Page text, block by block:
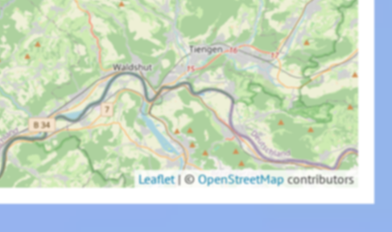
Leaflet | © OpenStreetMap contributors